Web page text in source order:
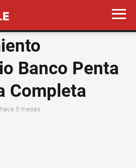
Banco Penta
Completa
5 meses